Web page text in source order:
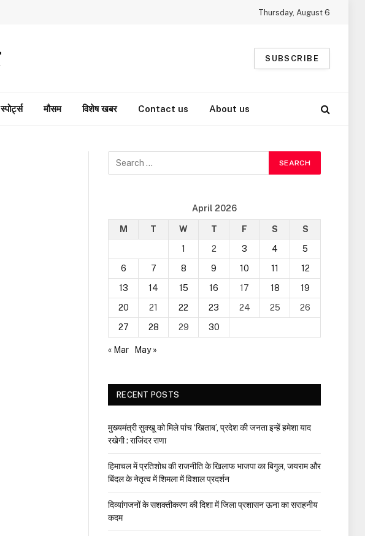
Thursday, August 6
SUBSCRIBE
स्पोर्ट्स मौसम विशेष खबर Contact us About us
April 2026
M T W T F S
S
1
2 3 4
5
6
7 8 9 10 11
12
13
14 15 16 17 18
19
20
21 22 23 24 25
26
27
28 29 30
« Mar May »
RECENT POSTS
मुख्यमंत्री सुक्खू को मिले पांच ‘खिताब’, प्रदेश की जनता इन्हें हमेशा याद
रखेगी : राजिंदर राणा
हिमाचल में प्रतिशोध की राजनीति के खिलाफ भाजपा का बिगुल, जयराम और
बिंदल के नेतृत्व में शिमला में विशाल प्रदर्शन
दिव्यांगजनों के सशक्तीकरण की दिशा में जिला प्रशासन ऊना का सराहनीय
कदम